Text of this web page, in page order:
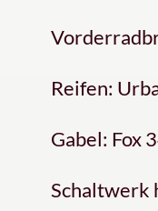
Reifen:
Gabel: Fox
Schaltwerk